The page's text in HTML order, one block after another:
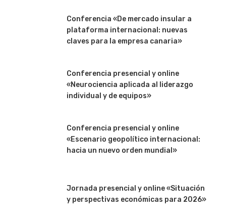
Conferencia «De mercado insular a
plataforma internacional: nuevas
claves para la empresa canaria»
Conferencia presencial y online
«Neurociencia aplicada al liderazgo
individual y de equipos»
Conferencia presencial y online
«Escenario geopolítico internacional:
hacia un nuevo orden mundial»
Jornada presencial y online «Situación
y perspectivas económicas para 2026»